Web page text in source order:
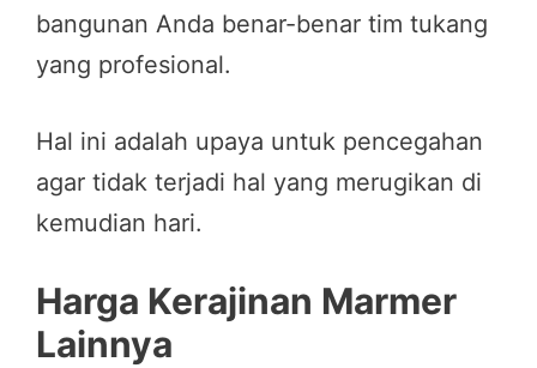
bangunan Anda benar-benar tim tukang
yang profesional.
Hal ini adalah upaya untuk pencegahan
agar tidak terjadi hal yang merugikan di
kemudian hari.
Harga Kerajinan Marmer
Lainnya